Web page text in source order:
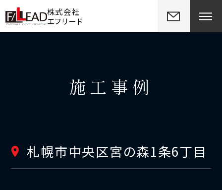
株式会社
エフリード
施工事例
札幌市中央区宮の森1条6丁目